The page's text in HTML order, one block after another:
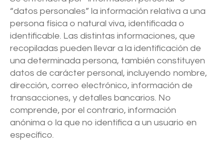
“datos personales” la información relativa a una
persona física o natural viva, identificada o
identificable. Las distintas informaciones, que
recopiladas pueden llevar a la identificación de
una determinada persona, también constituyen
datos de carácter personal, incluyendo nombre,
dirección, correo electrónico, información de
transacciones, y detalles bancarios. No
comprende, por el contrario, información
anónima o la que no identifica a un usuario en
específico.